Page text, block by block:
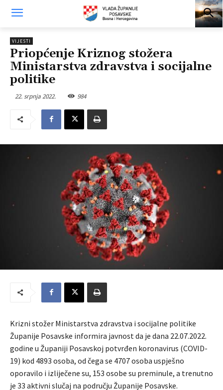
VIJESTI
Priopćenje Kriznog stožera
Ministarstva zdravstva i socijalne
politike
22. srpnja 2022. 984
Krizni stožer Ministarstva zdravstva i socijalne politike
Županije Posavske informira javnost da je dana 22.07.2022.
godine u Županiji Posavskoj potvrđen koronavirus (COVID-
19) kod 4893 osoba, od čega se 4707 osoba uspješno
oporavilo i izliječene su, 153 osobe su preminule, a trenutno
je 33 aktivni slučaj na području Županije Posavske.